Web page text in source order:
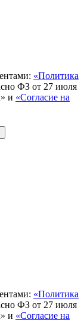
«Политика
ФЗ от 27 июля
и «Согласие на
«Политика
ФЗ от 27 июля
и «Согласие на